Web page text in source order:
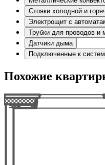
Стояки холодной и
Электрощит с
Трубки для проводов и
Датчики дыма
Подключенные к
Похожие